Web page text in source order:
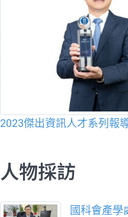
2023傑出資訊人才系列報
人物採訪
國科會產學